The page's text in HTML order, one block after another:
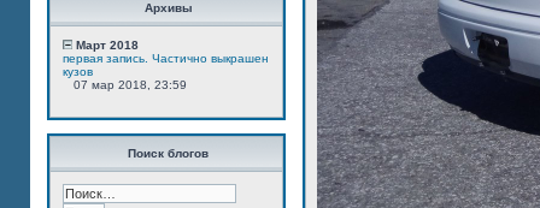
Архивы
Март 2018
первая запись. Частично выкрашен
кузов
07 мар 2018, 23:59
Поиск блогов